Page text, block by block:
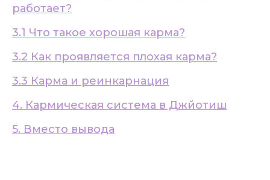
работает?
3.1 Что такое хорошая карма?
3.2 Как проявляется плохая карма?
3.3 Карма и реинкарнация
4. Кармическая система в Джйотиш
5. Вместо вывода